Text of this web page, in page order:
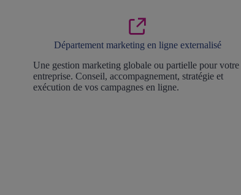
Département marketing en ligne externalisé
Une gestion marketing globale ou partielle pour votre
entreprise. Conseil, accompagnement, stratégie et
exécution de vos campagnes en ligne.